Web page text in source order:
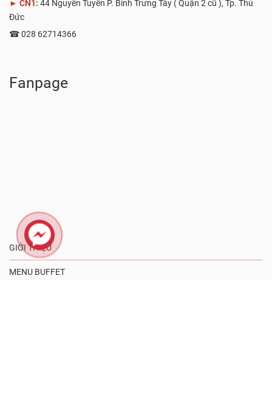
► CN1: 44 Nguyễn Tuyển P. Bình Trưng Tây ( Quận 2 cũ ), Tp. Thủ
Đức
☎ 028 62714366
Fanpage
GIỚI THIỆU
MENU BUFFET